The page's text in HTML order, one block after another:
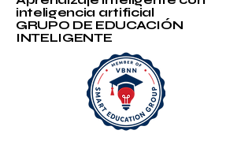
inteligencia artificial
GRUPO DE EDUCACIÓN
INTELIGENTE